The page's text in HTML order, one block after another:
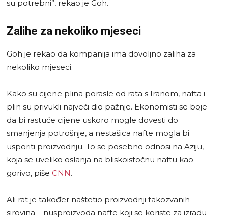
su potrebni”, rekao je Goh.
Zalihe za nekoliko mjeseci
Goh je rekao da kompanija ima dovoljno zaliha za
nekoliko mjeseci.
Kako su cijene plina porasle od rata s Iranom, nafta i
plin su privukli najveći dio pažnje. Ekonomisti se boje
da bi rastuće cijene uskoro mogle dovesti do
smanjenja potrošnje, a nestašica nafte mogla bi
usporiti proizvodnju. To se posebno odnosi na Aziju,
koja se uveliko oslanja na bliskoistočnu naftu kao
gorivo, piše CNN.
Ali rat je također naštetio proizvodnji takozvanih
sirovina – nusproizvoda nafte koji se koriste za izradu